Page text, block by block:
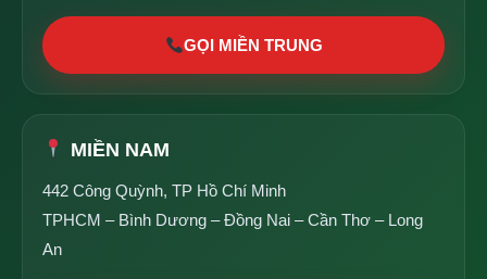
GỌI MIỀN TRUNG
MIỀN NAM
442 Công Quỳnh, TP Hồ Chí Minh
TPHCM – Bình Dương – Đồng Nai – Cần Thơ – Long
An